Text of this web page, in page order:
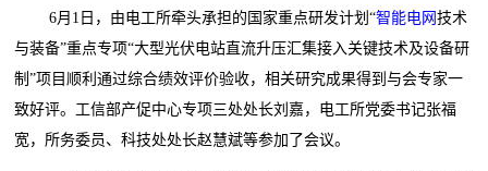
6月1日，由电工所牵头承担的国家重点研发计划“智能电网技术
与装备”重点专项“大型光伏电站直流升压汇集接入关键技术及设备研
制”项目顺利通过综合绩效评价验收，相关研究成果得到与会专家一
致好评。工信部产促中心专项三处处长刘嘉，电工所党委书记张福
宽，所务委员、科技处处长赵慧斌等参加了会议。